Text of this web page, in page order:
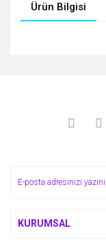
Ürün Bilgisi
kullanarak
Görüş ve
Ürün
KURUMSAL